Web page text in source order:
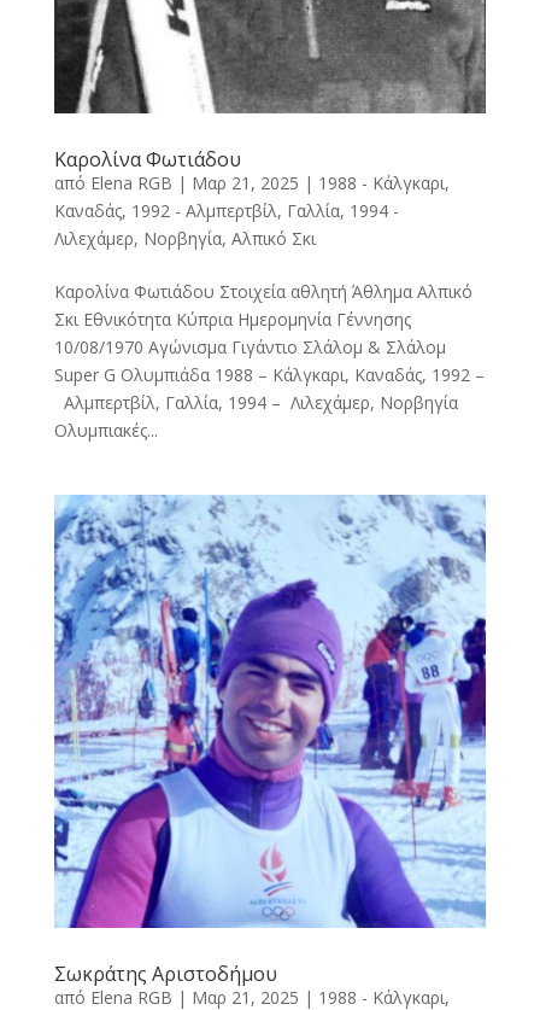
Καρολίνα Φωτιάδου
από Elena RGB | Μαρ 21, 2025 | 1988 - Κάλγκαρι,
Καναδάς, 1992 - Αλμπερτβίλ, Γαλλία, 1994 -
Λιλεχάμερ, Νορβηγία, Αλπικό Σκι
Καρολίνα Φωτιάδου Στοιχεία αθλητή Άθλημα Αλπικό
Σκι Εθνικότητα Κύπρια Ημερομηνία Γέννησης
10/08/1970 Αγώνισμα Γιγάντιο Σλάλομ & Σλάλομ
Super G Ολυμπιάδα 1988 – Κάλγκαρι, Καναδάς, 1992 –
Αλμπερτβίλ, Γαλλία, 1994 – Λιλεχάμερ, Νορβηγία
Ολυμπιακές...
Σωκράτης Αριστοδήμου
από Elena RGB | Μαρ 21, 2025 | 1988 - Κάλγκαρι,